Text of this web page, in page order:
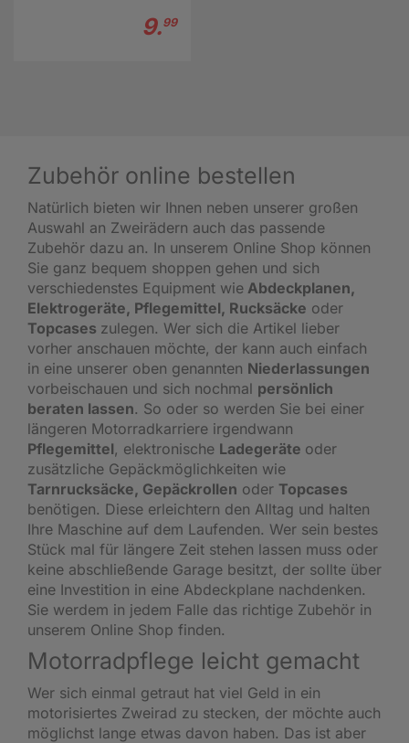
9.99
Zubehör online bestellen
Natürlich bieten wir Ihnen neben unserer großen
Auswahl an Zweirädern auch das passende
Zubehör dazu an. In unserem Online Shop können
Sie ganz bequem shoppen gehen und sich
verschiedenstes Equipment wie Abdeckplanen,
Elektrogeräte, Pflegemittel, Rucksäcke oder
Topcases zulegen. Wer sich die Artikel lieber
vorher anschauen möchte, der kann auch einfach
in eine unserer oben genannten Niederlassungen
vorbeischauen und sich nochmal persönlich
beraten lassen. So oder so werden Sie bei einer
längeren Motorradkarriere irgendwann
Pflegemittel, elektronische Ladegeräte oder
zusätzliche Gepäckmöglichkeiten wie
Tarnrucksäcke, Gepäckrollen oder Topcases
benötigen. Diese erleichtern den Alltag und halten
Ihre Maschine auf dem Laufenden. Wer sein bestes
Stück mal für längere Zeit stehen lassen muss oder
keine abschließende Garage besitzt, der sollte über
eine Investition in eine Abdeckplane nachdenken.
Sie werdem in jedem Falle das richtige Zubehör in
unserem Online Shop finden.
Motorradpflege leicht gemacht
Wer sich einmal getraut hat viel Geld in ein
motorisiertes Zweirad zu stecken, der möchte auch
möglichst lange etwas davon haben. Das ist aber